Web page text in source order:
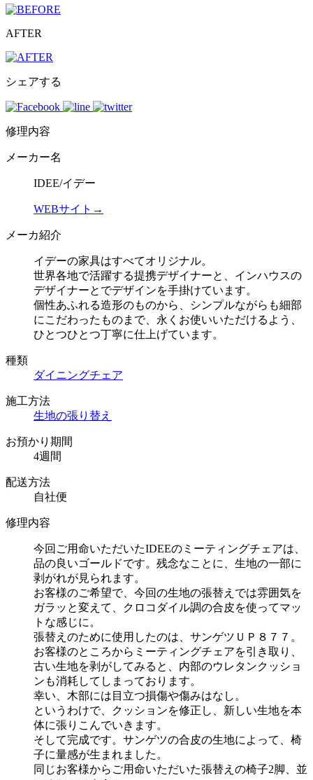
AFTER
シェアする
修理内容
メーカー名
IDEE/イデー
WEBサイト→
メーカ紹介
イデーの家具はすべてオリジナル。
世界各地で活躍する提携デザイナーと、インハウスの
デザイナーとでデザインを手掛けています。
個性あふれる造形のものから、シンプルながらも細部
にこだわったものまで、永くお使いいただけるよう、
ひとつひとつ丁寧に仕上げています。
種類
ダイニングチェア
施工方法
生地の張り替え
お預かり期間
4週間
配送方法
自社便
修理内容
今回ご用命いただいたIDEEのミーティングチェアは、
品の良いゴールドです。残念なことに、生地の一部に
剥がれが見られます。
お客様のご希望で、今回の生地の張替えでは雰囲気を
ガラッと変えて、クロコダイル調の合皮を使ってマッ
トな感じに。
張替えのために使用したのは、サンゲツＵＰ８７７。
お客様のところからミーティングチェアを引き取り、
古い生地を剥がしてみると、内部のウレタンクッショ
ンも消耗してしまっております。
幸い、木部には目立つ損傷や傷みはなし。
というわけで、クッションを修正し、新しい生地を本
体に張りこんでいきます。
そして完成です。サンゲツの合皮の生地によって、椅
子に量感が生まれました。
同じお客様からご用命いただいた張替えの椅子2脚、並